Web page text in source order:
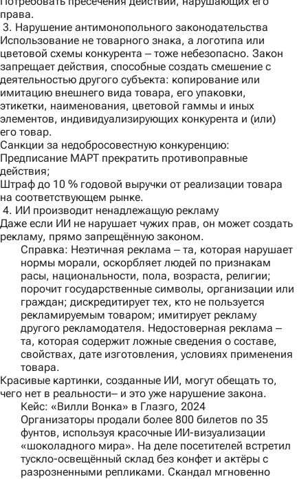
права.
3. Нарушение антимонопольного законодательства
Использование не товарного знака, а логотипа или
цветовой схемы конкурента ‒ тоже небезопасно. Закон
запрещает действия, способные создать смешение с
деятельностью другого субъекта: копирование или
имитацию внешнего вида товара, его упаковки,
этикетки, наименования, цветовой гаммы и иных
элементов, индивидуализирующих конкурента и (или)
его товар.
Санкции за недобросовестную конкуренцию:
Предписание МАРТ прекратить противоправные
действия;
Штраф до 10 % годовой выручки от реализации товара
на соответствующем рынке.
4. ИИ производит ненадлежащую рекламу
Даже если ИИ не нарушает чужих прав, он может создать
рекламу, прямо запрещённую законом.
Справка: Неэтичная реклама ‒ та, которая нарушает
нормы морали, оскорбляет людей по признакам
расы, национальности, пола, возраста, религии;
порочит государственные символы, организации или
граждан; дискредитирует тех, кто не пользуется
рекламируемым товаром; имитирует рекламу
другого рекламодателя. Недостоверная реклама ‒
та, которая содержит ложные сведения о составе,
свойствах, дате изготовления, условиях применения
товара.
Красивые картинки, созданные ИИ, могут обещать то,
чего нет в реальности‒ и это уже нарушение закона.
Кейс: «Вилли Вонка» в Глазго, 2024
Организаторы продали более 800 билетов по 35
фунтов, используя красочные ИИ-визуализации
«шоколадного мира». На деле посетителей встретил
тускло-освещённый склад без конфет и актёры с
разрозненными репликами. Скандал мгновенно